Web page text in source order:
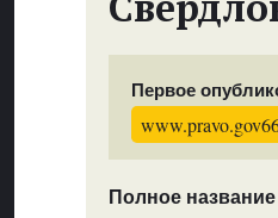
Первое
Полное